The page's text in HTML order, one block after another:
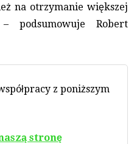
na otrzymanie większej
Robert
z poniższym
stronę